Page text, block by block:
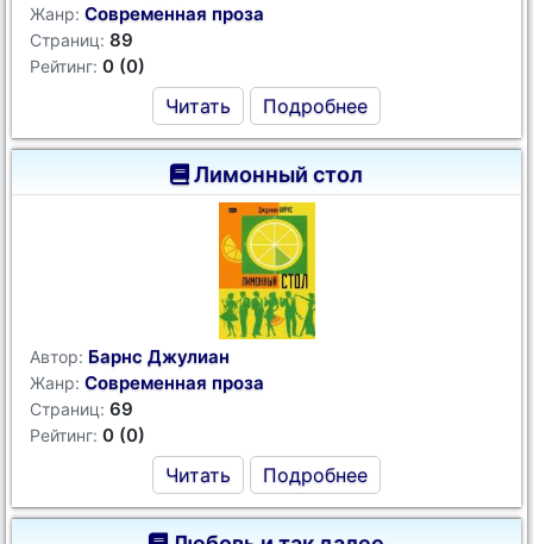
Жанр: Современная проза
Страниц: 89
Рейтинг: 0 (0)
Читать Подробнее
Лимонный стол
Автор: Барнс Джулиан
Жанр: Современная проза
Страниц: 69
Рейтинг: 0 (0)
Читать Подробнее